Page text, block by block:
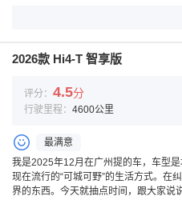
2026款 Hi4-T 智享版
评分： 4.5分
行驶里程： 4600公里
最满意
我是2025年12月在广州提的车，车型
现在流行的“可城可野”的生活方式。在
界的东西。今天就抽点时间，跟大家说